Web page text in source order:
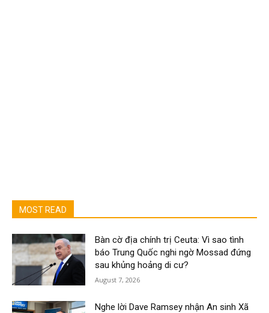
MOST READ
Bàn cờ địa chính trị Ceuta: Vì sao tình
báo Trung Quốc nghi ngờ Mossad đứng
sau khủng hoảng di cư?
August 7, 2026
Nghe lời Dave Ramsey nhận An sinh Xã